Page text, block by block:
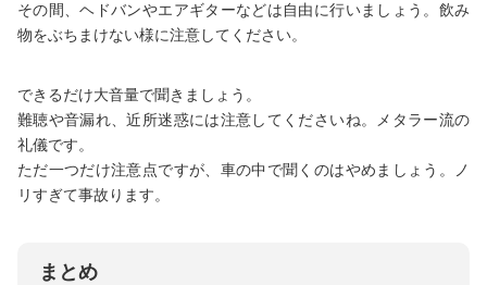
その間、ヘドバンやエアギターなどは自由に行いましょう。飲み
物をぶちまけない様に注意してください。
できるだけ大音量で聞きましょう。
難聴や音漏れ、近所迷惑には注意してくださいね。メタラー流の
礼儀です。
ただ一つだけ注意点ですが、車の中で聞くのはやめましょう。ノ
リすぎて事故ります。
まとめ